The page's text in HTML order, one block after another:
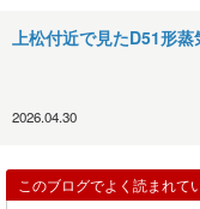
上松付近で見たD51形
2026.04.30
このブログでよく読まれて